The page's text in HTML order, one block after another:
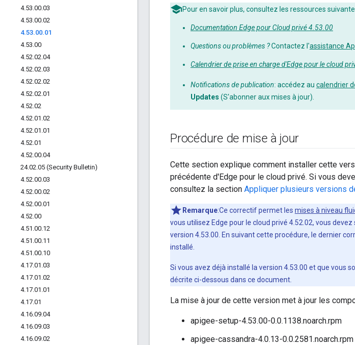
4.53.00.03
4.53.00.02
4.53.00.01
4.53.00
4.52.02.04
4.52.02.03
4.52.02.02
4.52.02.01
4.52.02
4.52.01 .02
4.52.01 .01
4.52.01
4.52.00.04
24.02.05 (Security Bulletin)
4.52.00.03
4.52.00.02
4.52.00.01
4.52.00
4.51 .00.12
4.51 .00.11
4.51 .00.10
4.17.01 .03
4.17.01 .02
4.17.01 .01
4.17.01
4.16.09.04
4.16.09.03
4.16.09.02
Pour en savoir plus, consultez les ressources
Documentation Edge pour Cloud privé 4.53.00
Questions ou problèmes ?Contactez l'assistance
Calendrier de prise en charge d'Edge pour le cloud
Notifications de publication: accédez au calendrier
Updates (S'abonner aux mises à jour).
Procédure de mise à jour
Cette section explique comment installer cette
précédente d'Edge pour le cloud privé. Si vous
consultez la section Appliquer plusieurs versions
Remarque:Ce correctif permet les mises à niveau
vous utilisez Edge pour le cloud privé 4.52.02, vous
version 4.53.00. En suivant cette procédure, le dernier
installé.
Si vous avez déjà installé la version 4.53.00 et que vous
décrite ci-dessous dans ce document.
La mise à jour de cette version met à jour les
apigee-setup-4.53.00-0.0.1138.noarch.rpm
apigee-cassandra-4.0.13-0.0.2581.noarch.rpm